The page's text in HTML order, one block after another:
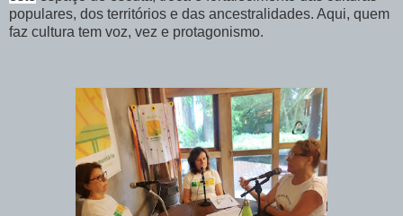
populares, dos territórios e das ancestralidades. Aqui, quem
faz cultura tem voz, vez e protagonismo.